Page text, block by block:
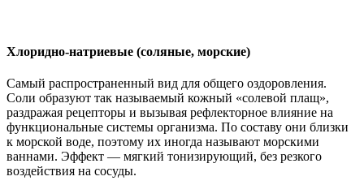
Хлоридно-натриевые (соляные, морские)
Самый распространенный вид для общего оздоровления.
Соли образуют так называемый кожный «солевой плащ»,
раздражая рецепторы и вызывая рефлекторное влияние на
функциональные системы организма. По составу они близки
к морской воде, поэтому их иногда называют морскими
ваннами. Эффект — мягкий тонизирующий, без резкого
воздействия на сосуды.